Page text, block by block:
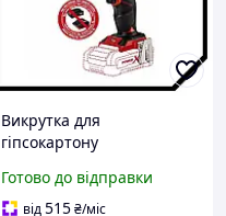
Викрутка для
гіпсокартону
TE-DY 18 Li-Solo (18 В, Без
АКБ)
Готово до відправки
від515₴/міс